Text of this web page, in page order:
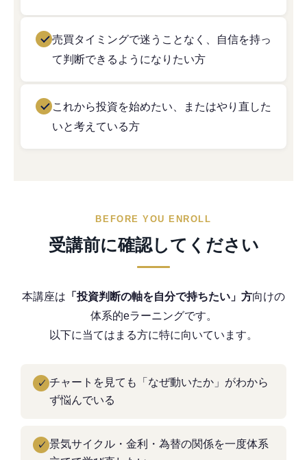
売買タイミングで迷うことなく、自信を持っ
て判断できるようになりたい方
これから投資を始めたい、またはやり直した
いと考えている方
BEFORE YOU ENROLL
受講前に確認してください
本講座は 「投資判断の軸を自分で持ちたい」方向けの
体系的eラーニングです。
以下に当てはまる方に特に向いています。
✓ チャートを見ても「なぜ動いたか」がわから
ず悩んでいる
✓ 景気サイクル・金利・為替の関係を一度体系